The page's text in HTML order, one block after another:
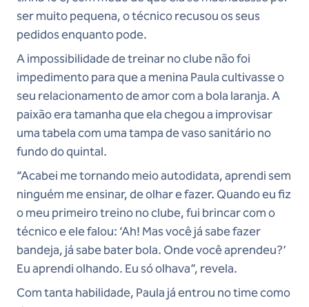
ser muito pequena, o técnico recusou os seus
pedidos enquanto pode.
A impossibilidade de treinar no clube não foi
impedimento para que a menina Paula cultivasse o
seu relacionamento de amor com a bola laranja. A
paixão era tamanha que ela chegou a improvisar
uma tabela com uma tampa de vaso sanitário no
fundo do quintal.
“Acabei me tornando meio autodidata, aprendi sem
ninguém me ensinar, de olhar e fazer. Quando eu fiz
o meu primeiro treino no clube, fui brincar com o
técnico e ele falou: ‘Ah! Mas você já sabe fazer
bandeja, já sabe bater bola. Onde você aprendeu?’
Eu aprendi olhando. Eu só olhava”, revela.
Com tanta habilidade, Paula já entrou no time como